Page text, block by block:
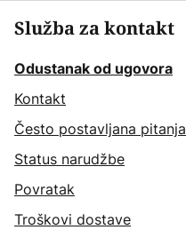
Služba za kontakt
Odustanak od ugovora
Kontakt
Često postavljana pitanja
Status narudžbe
Povratak
Troškovi dostave